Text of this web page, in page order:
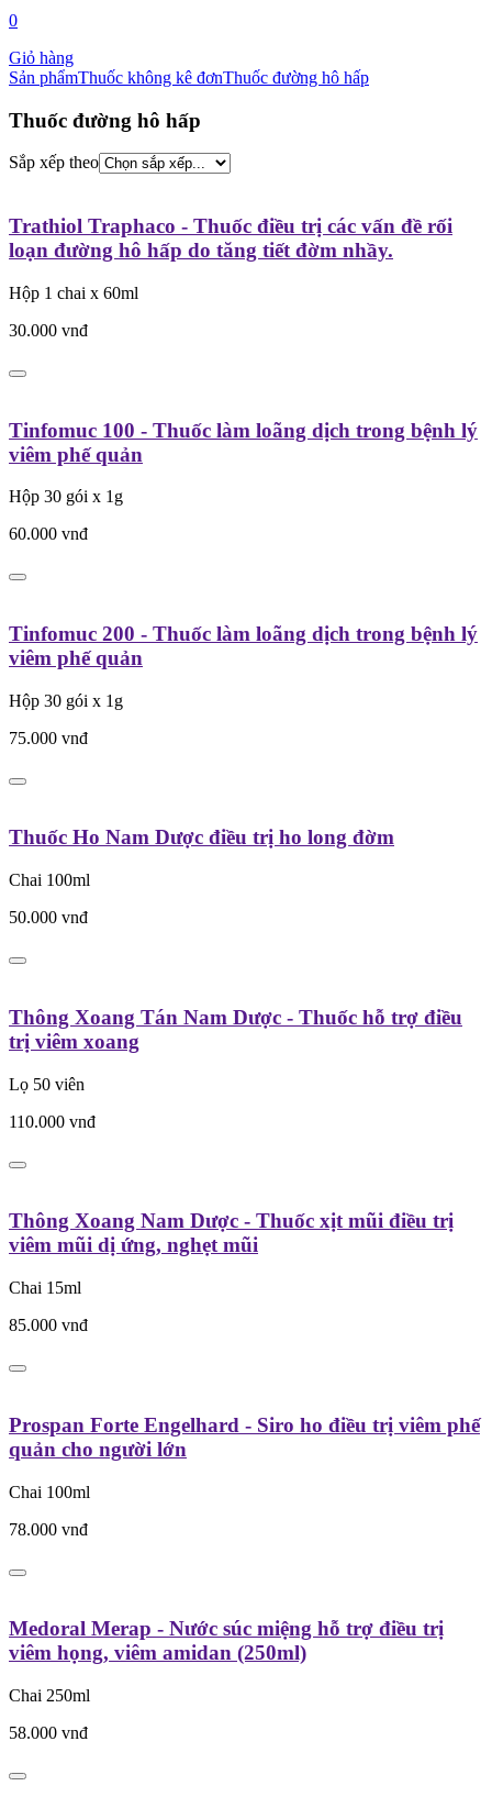
0
Giỏ hàng
Sản phẩmThuốc không kê đơnThuốc đường hô hấp
Thuốc đường hô hấp
Sắp xếp theo
Trathiol Traphaco - Thuốc điều trị các vấn đề rối
loạn đường hô hấp do tăng tiết đờm nhầy.
Hộp 1 chai x 60ml
30.000 vnđ
Tinfomuc 100 - Thuốc làm loãng dịch trong bệnh lý
viêm phế quản
Hộp 30 gói x 1g
60.000 vnđ
Tinfomuc 200 - Thuốc làm loãng dịch trong bệnh lý
viêm phế quản
Hộp 30 gói x 1g
75.000 vnđ
Thuốc Ho Nam Dược điều trị ho long đờm
Chai 100ml
50.000 vnđ
Thông Xoang Tán Nam Dược - Thuốc hỗ trợ điều
trị viêm xoang
Lọ 50 viên
110.000 vnđ
Thông Xoang Nam Dược - Thuốc xịt mũi điều trị
viêm mũi dị ứng, nghẹt mũi
Chai 15ml
85.000 vnđ
Prospan Forte Engelhard - Siro ho điều trị viêm phế
quản cho người lớn
Chai 100ml
78.000 vnđ
Medoral Merap - Nước súc miệng hỗ trợ điều trị
viêm họng, viêm amidan (250ml)
Chai 250ml
58.000 vnđ